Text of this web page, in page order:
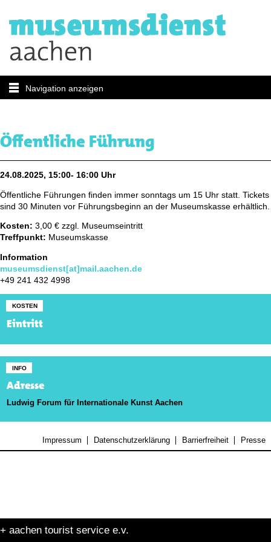
Navigation anzeigen
Öffentliche Führung
24.08.2025, 15:00- 16:00 Uhr
Öffentliche Führungen finden immer sonntags um 15 Uhr statt. Tickets
sind 30 Minuten vor Führungsbeginn an der Museumskasse erhältlich.
Kosten: 3,00 € zzgl. Museumseintritt
Treffpunkt: Museumskasse
Information
museumsdienst[at]mail.aachen.de
+49 241 432 4998
KOSTEN
Eintritt
INFO
Adresse
Ludwig Forum für Internationale Kunst Aachen
Impressum Datenschutzerklärung Barrierfreiheit Presse
+ aachen tourist service e.v.